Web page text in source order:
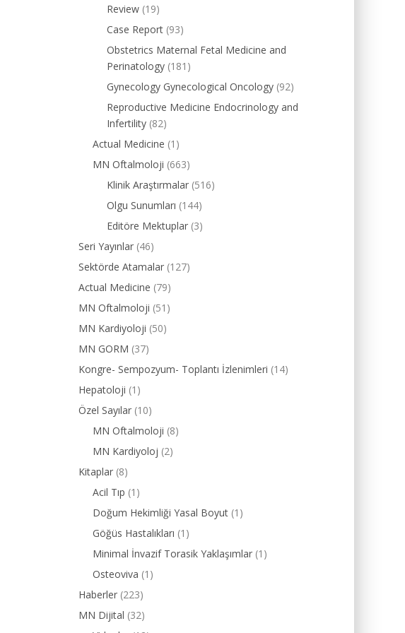
Review (19)
Case Report (93)
Obstetrics Maternal Fetal Medicine and
Perinatology (181)
Gynecology Gynecological Oncology (92)
Reproductive Medicine Endocrinology and
Infertility (82)
Actual Medicine (1)
MN Oftalmoloji (663)
Klinik Araştırmalar (516)
Olgu Sunumları (144)
Editöre Mektuplar (3)
Seri Yayınlar (46)
Sektörde Atamalar (127)
Actual Medicine (79)
MN Oftalmoloji (51)
MN Kardiyoloji (50)
MN GORM (37)
Kongre- Sempozyum- Toplantı İzlenimleri (14)
Hepatoloji (1)
Özel Sayılar (10)
MN Oftalmoloji (8)
MN Kardiyoloj (2)
Kitaplar (8)
Acil Tıp (1)
Doğum Hekimliği Yasal Boyut (1)
Göğüs Hastalıkları (1)
Minimal İnvazif Torasik Yaklaşımlar (1)
Osteoviva (1)
Haberler (223)
MN Dijital (32)